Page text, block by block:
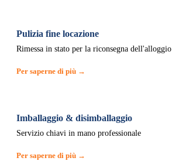
Pulizia fine locazione
Rimessa in stato per la riconsegna dell'alloggio
Per saperne di più →
Imballaggio & disimballaggio
Servizio chiavi in mano professionale
Per saperne di più →